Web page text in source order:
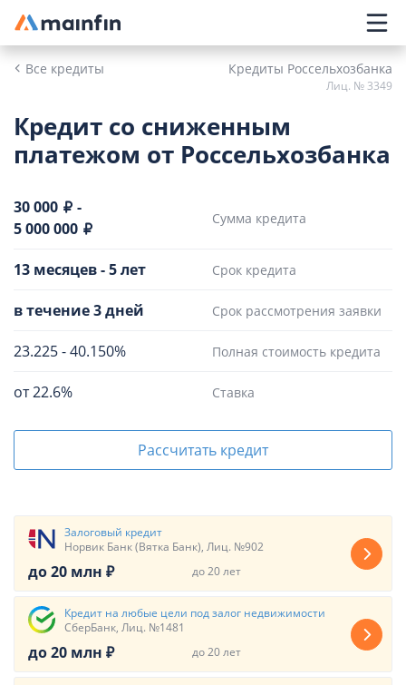
Главное меню
Все кредиты Кредиты Россельхозбанка
Лиц. № 3349
Кредит со сниженным
платежом от Россельхозбанка
Сумма кредита
30 000
-
5 000 000
Срок кредита
13 месяцев-5 лет
Срок рассмотрения заявки
в течение 3 дней
Полная стоимость кредита
23.225-40.150%
Ставка
от 22.6%
Рассчитать кредит
Залоговый кредит
Норвик Банк (Вятка Банк), Лиц. №902
до 20 млн ₽ до 20 лет
Кредит на любые цели под залог недвижимости
СберБанк, Лиц. №1481
до 20 млн ₽ до 20 лет